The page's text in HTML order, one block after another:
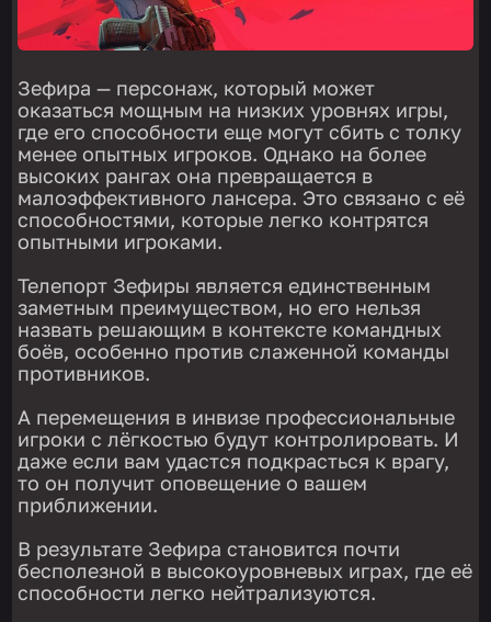
Зефира — персонаж, который может
оказаться мощным на низких уровнях игры,
где его способности еще могут сбить с толку
менее опытных игроков. Однако на более
высоких рангах она превращается в
малоэффективного лансера. Это связано с её
способностями, которые легко контрятся
опытными игроками.
Телепорт Зефиры является единственным
заметным преимуществом, но его нельзя
назвать решающим в контексте командных
боёв, особенно против слаженной команды
противников.
А перемещения в инвизе профессиональные
игроки с лёгкостью будут контролировать. И
даже если вам удастся подкрасться к врагу,
то он получит оповещение о вашем
приближении.
В результате Зефира становится почти
бесполезной в высокоуровневых играх, где её
способности легко нейтрализуются.